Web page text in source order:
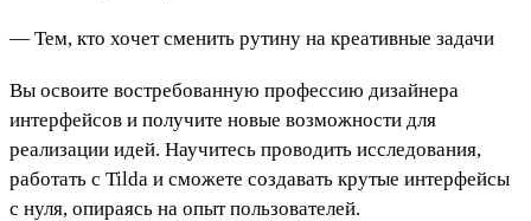
— Тем, кто хочет сменить рутину на креативные задачи
Вы освоите востребованную профессию дизайнера
интерфейсов и получите новые возможности для
реализации идей. Научитесь проводить исследования,
работать с Tilda и сможете создавать крутые интерфейсы
с нуля, опираясь на опыт пользователей.